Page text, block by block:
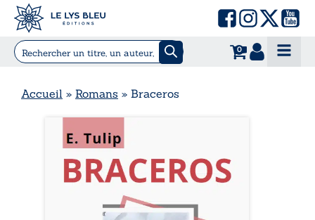
0
Accueil » Romans » Braceros